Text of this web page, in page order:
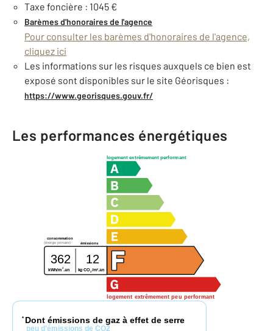
Taxe foncière : 1045 €
Barèmes d'honoraires de l'agence
Pour consulter les barèmes d'honoraires de l'agence,
cliquez ici
Les informations sur les risques auxquels ce bien est
exposé sont disponibles sur le site Géorisques :
https://www.georisques.gouv.fr/
Les performances énergétiques
logement extrêmement performant
logement extrêmement peu performant
consommation
émissions
(énergie primaire)
362 12
kWh/m 2 .an kg CO2/m2 .an
* Dont émissions de gaz à effet de serre
peu d'émissions de CO2